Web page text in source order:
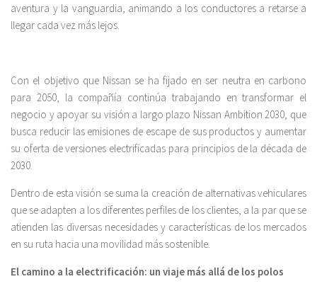
aventura y la vanguardia, animando a los conductores a retarse a
llegar cada vez más lejos.
Con el objetivo que Nissan se ha fijado en ser neutra en carbono
para 2050, la compañía continúa trabajando en transformar el
negocio y apoyar su visión a largo plazo Nissan Ambition 2030, que
busca reducir las emisiones de escape de sus productos y aumentar
su oferta de versiones electrificadas para principios de la década de
2030.
Dentro de esta visión se suma la creación de alternativas vehiculares
que se adapten a los diferentes perfiles de los clientes, a la par que se
atienden las diversas necesidades y características de los mercados
en su ruta hacia una movilidad más sostenible.
El camino a la electrificación: un viaje más allá de los polos